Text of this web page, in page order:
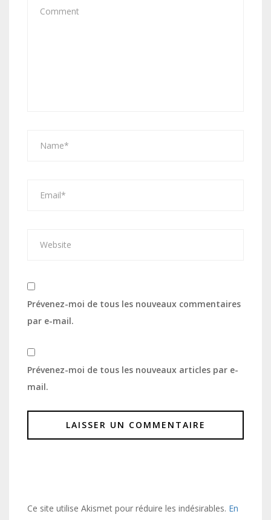
Prévenez-moi de tous les nouveaux commentaires
par e-mail.
Prévenez-moi de tous les nouveaux articles par e-
mail.
Ce site utilise Akismet pour réduire les indésirables. En